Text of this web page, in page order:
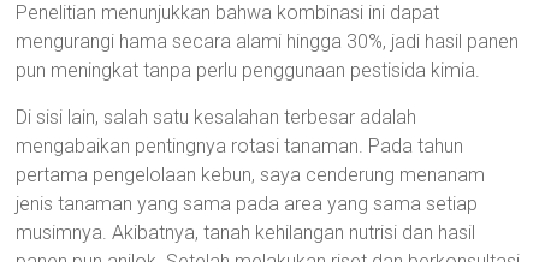
Penelitian menunjukkan bahwa kombinasi ini dapat
mengurangi hama secara alami hingga 30%, jadi hasil panen
pun meningkat tanpa perlu penggunaan pestisida kimia.
Di sisi lain, salah satu kesalahan terbesar adalah
mengabaikan pentingnya rotasi tanaman. Pada tahun
pertama pengelolaan kebun, saya cenderung menanam
jenis tanaman yang sama pada area yang sama setiap
musimnya. Akibatnya, tanah kehilangan nutrisi dan hasil